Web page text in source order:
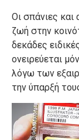
Οι σπάνιες και
ζωή στην
δεκάδες
ονειρεύεται
λόγω των
την ύπαρξή